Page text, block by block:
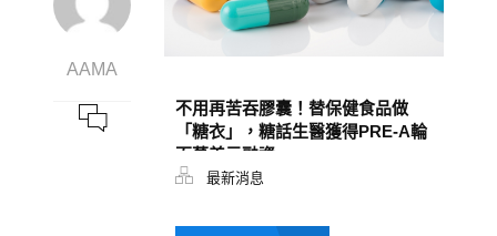
AAMA
不用再苦吞膠囊！替保健食品做
「糖衣」，糖話生醫獲得PRE-A輪
百萬美元融資
最新消息